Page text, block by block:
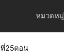
หมวดหมู่
ที่25ตอน